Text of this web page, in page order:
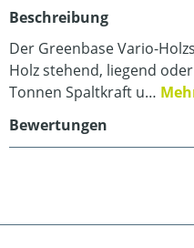
Beschreibung
Der Greenbase Vario-
Holz stehend, liegend
Tonnen Spaltkraft u…
Bewertungen